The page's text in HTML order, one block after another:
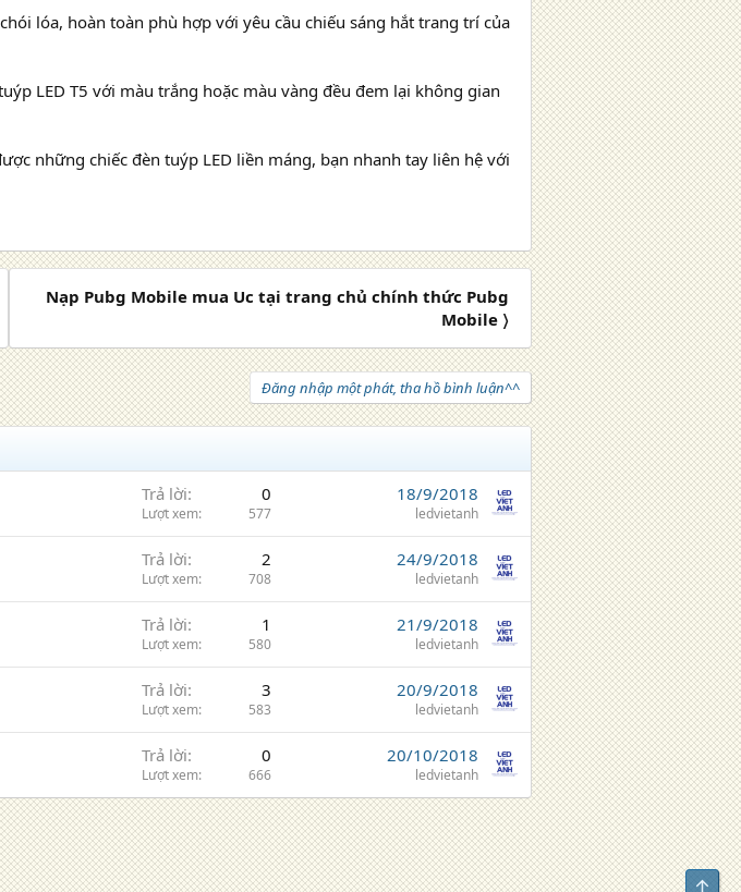
lóa, hoàn toàn phù hợp với yêu cầu chiếu sáng hắt trang trí của
LED T5 với màu trắng hoặc màu vàng đều đem lại không gian
những chiếc đèn tuýp LED liền máng, bạn nhanh tay liên hệ với
Nạp Pubg Mobile mua Uc tại trang chủ chính thức Pubg
Mobile 〉
Đăng nhập một phát, tha hồ bình luận^^
Trả lời 0
Lượt xem 577
18/9/2018
ledvietanh
Trả lời 2
Lượt xem 708
24/9/2018
ledvietanh
Trả lời 1
Lượt xem 580
21/9/2018
ledvietanh
Trả lời 3
Lượt xem 583
20/9/2018
ledvietanh
Trả lời 0
Lượt xem 666
20/10/2018
ledvietanh
Top